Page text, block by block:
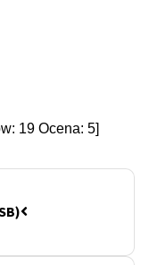
19 Ocena: 5]